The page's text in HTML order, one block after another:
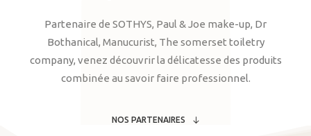
Partenaire de SOTHYS, Paul & Joe make-up, Dr
Bothanical, Manucurist, The somerset toiletry
company, venez découvrir la délicatesse des produits
combinée au savoir faire professionnel.
NOS PARTENAIRES